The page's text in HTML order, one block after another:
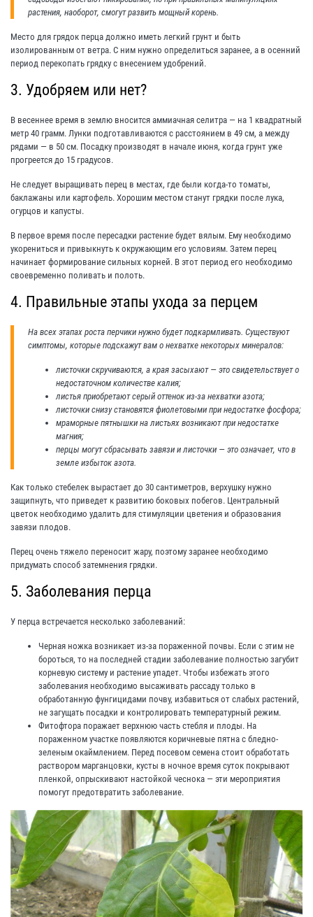
растения, наоборот, смогут развить мощный корень.
Место для грядок перца должно иметь легкий грунт и быть
изолированным от ветра. С ним нужно определиться заранее, а в осенний
период перекопать грядку с внесением удобрений.
3. Удобряем или нет?
В весеннее время в землю вносится аммиачная селитра — на 1 квадратный
метр 40 грамм. Лунки подготавливаются с расстоянием в 49 см, а между
рядами — в 50 см. Посадку производят в начале июня, когда грунт уже
прогреется до 15 градусов.
Не следует выращивать перец в местах, где были когда-то томаты,
баклажаны или картофель. Хорошим местом станут грядки после лука,
огурцов и капусты.
В первое время после пересадки растение будет вялым. Ему необходимо
укорениться и привыкнуть к окружающим его условиям. Затем перец
начинает формирование сильных корней. В этот период его необходимо
своевременно поливать и полоть.
4. Правильные этапы ухода за перцем
На всех этапах роста перчики нужно будет подкармливать. Существуют
симптомы, которые подскажут вам о нехватке некоторых минералов:
листочки скручиваются, а края засыхают — это свидетельствует о
недостаточном количестве калия;
листья приобретают серый оттенок из-за нехватки азота;
листочки снизу становятся фиолетовыми при недостатке фосфора;
мраморные пятнышки на листьях возникают при недостатке
магния;
перцы могут сбрасывать завязи и листочки — это означает, что в
земле избыток азота.
Как только стебелек вырастает до 30 сантиметров, верхушку нужно
защипнуть, что приведет к развитию боковых побегов. Центральный
цветок необходимо удалить для стимуляции цветения и образования
завязи плодов.
Перец очень тяжело переносит жару, поэтому заранее необходимо
придумать способ затемнения грядки.
5. Заболевания перца
У перца встречается несколько заболеваний:
Черная ножка возникает из-за пораженной почвы. Если с этим не
бороться, то на последней стадии заболевание полностью загубит
корневую систему и растение упадет. Чтобы избежать этого
заболевания необходимо высаживать рассаду только в
обработанную фунгицидами почву, избавиться от слабых растений,
не загущать посадки и контролировать температурный режим.
Фитофтора поражает верхнюю часть стебля и плоды. На
пораженном участке появляются коричневые пятна с бледно-
зеленым окаймлением. Перед посевом семена стоит обработать
раствором марганцовки, кусты в ночное время суток покрывают
пленкой, опрыскивают настойкой чеснока — эти мероприятия
помогут предотвратить заболевание.